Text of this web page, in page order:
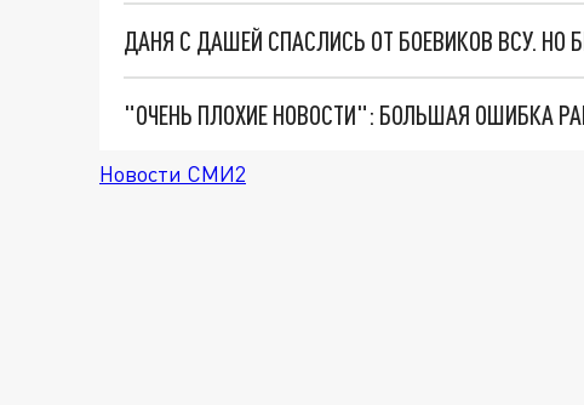
ДАНЯ С ДАШЕЙ СПАСЛИСЬ ОТ БОЕВИКОВ ВСУ.
Новости СМИ2